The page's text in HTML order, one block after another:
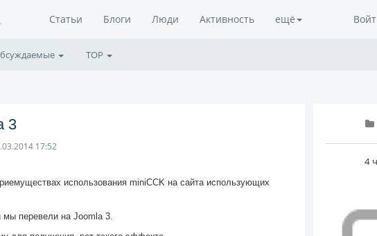
Статьи Блоги Люди Активность ещё
TOP
3
17:52
использования miniCCK на сайта использующих
мы перевели на Joomla 3.
4